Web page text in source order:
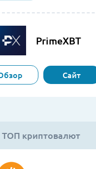
PrimeXBT
Сайт
ТОП криптовалют